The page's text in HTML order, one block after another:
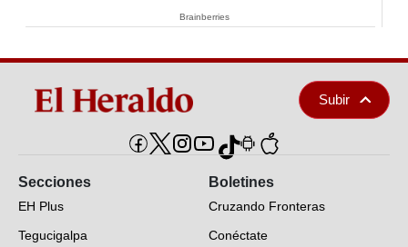
Brainberries
Subir
Secciones
EH Plus
Tegucigalpa
Boletines
Cruzando Fronteras
Conéctate